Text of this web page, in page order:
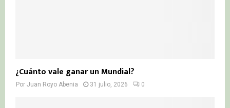
¿Cuánto vale ganar un Mundial?
Por Juan Royo Abenia 31 julio, 2026 0